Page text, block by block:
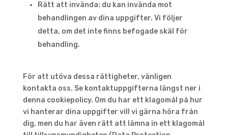
Rätt att invända: du kan invända mot
behandlingen av dina uppgifter. Vi följer
detta, om det inte finns befogade skäl för
behandling.
För att utöva dessa rättigheter, vänligen
kontakta oss. Se kontaktuppgifterna längst ner i
denna cookiepolicy. Om du har ett klagomål på hur
vi hanterar dina uppgifter vill vi gärna höra från
dig, men du har även rätt att lämna in ett klagomål